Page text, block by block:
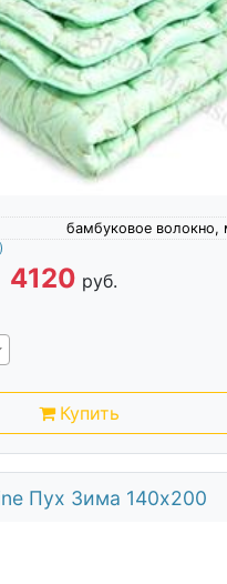
бамбуковое волокно,
4120 руб.
Купить
Пух Зима 140х200